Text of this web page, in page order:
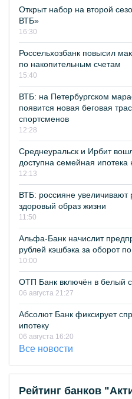
Открыт набор на второй
ВТБ»
16:30
Россельхозбанк повысил
по накопительным счетам
15:40
ВТБ: на Петербургском
появится новая беговая
спортсменов
12:28
Среднеуральск и Ирбит
доступна семейная ипотека
12:13
ВТБ: россияне увеличивают
здоровый образ жизни
11:50
Альфа-Банк начислит
рублей кэшбэка за оборот
10:00
ОТП Банк включён в белый
06 августа 21:27
Абсолют Банк фиксирует
ипотеку
06 августа 16:20
Все новости
Рейтинг банков